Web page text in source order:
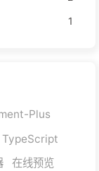
1
Plus
TypeScript
在线预览